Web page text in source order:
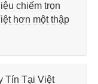
chiếm trọn
hơn một thập
Tín Tại Việt